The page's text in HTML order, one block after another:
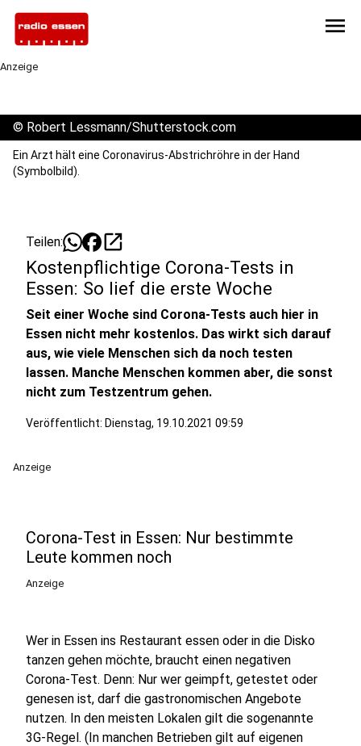
menu
Anzeige
© Robert Lessmann/Shutterstock.com
Ein Arzt hält eine Coronavirus-Abstrichröhre in der Hand
(Symbolbild).
Teilen: open_in_new
Kostenpflichtige Corona-Tests in
Essen: So lief die erste Woche
Seit einer Woche sind Corona-Tests auch hier in
Essen nicht mehr kostenlos. Das wirkt sich darauf
aus, wie viele Menschen sich da noch testen
lassen. Manche Menschen kommen aber, die sonst
nicht zum Testzentrum gehen.
Veröffentlicht: Dienstag, 19.10.2021 09:59
Anzeige
Corona-Test in Essen: Nur bestimmte
Leute kommen noch
Anzeige
Wer in Essen ins Restaurant essen oder in die Disko
tanzen gehen möchte, braucht einen negativen
Corona-Test. Denn: Nur wer geimpft, getestet oder
genesen ist, darf die gastronomischen Angebote
nutzen. In den meisten Lokalen gilt die sogenannte
3G-Regel. (In manchen Betrieben gilt auf eigenen